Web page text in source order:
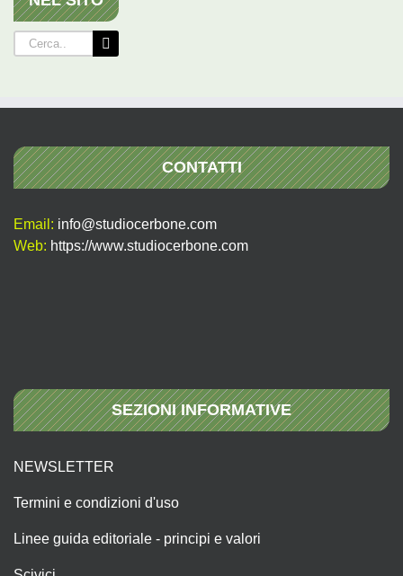
Cerca
per:
CONTATTI
Email: info@studiocerbone.com
Web: https://www.studiocerbone.com
SEZIONI INFORMATIVE
NEWSLETTER
Termini e condizioni d'uso
Linee guida editoriale - principi e valori